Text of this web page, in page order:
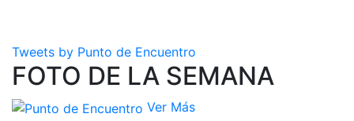
Tweets by Punto de Encuentro
FOTO DE LA SEMANA
Ver Más